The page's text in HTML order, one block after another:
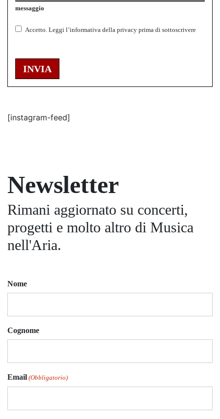
messaggio
Accetto. Leggi l’informativa della privacy prima di sottoscrivere
INVIA
[instagram-feed]
Newsletter
Rimani aggiornato su concerti,
progetti e molto altro di Musica
nell'Aria.
Nome
Cognome
Email (Obbligatorio)